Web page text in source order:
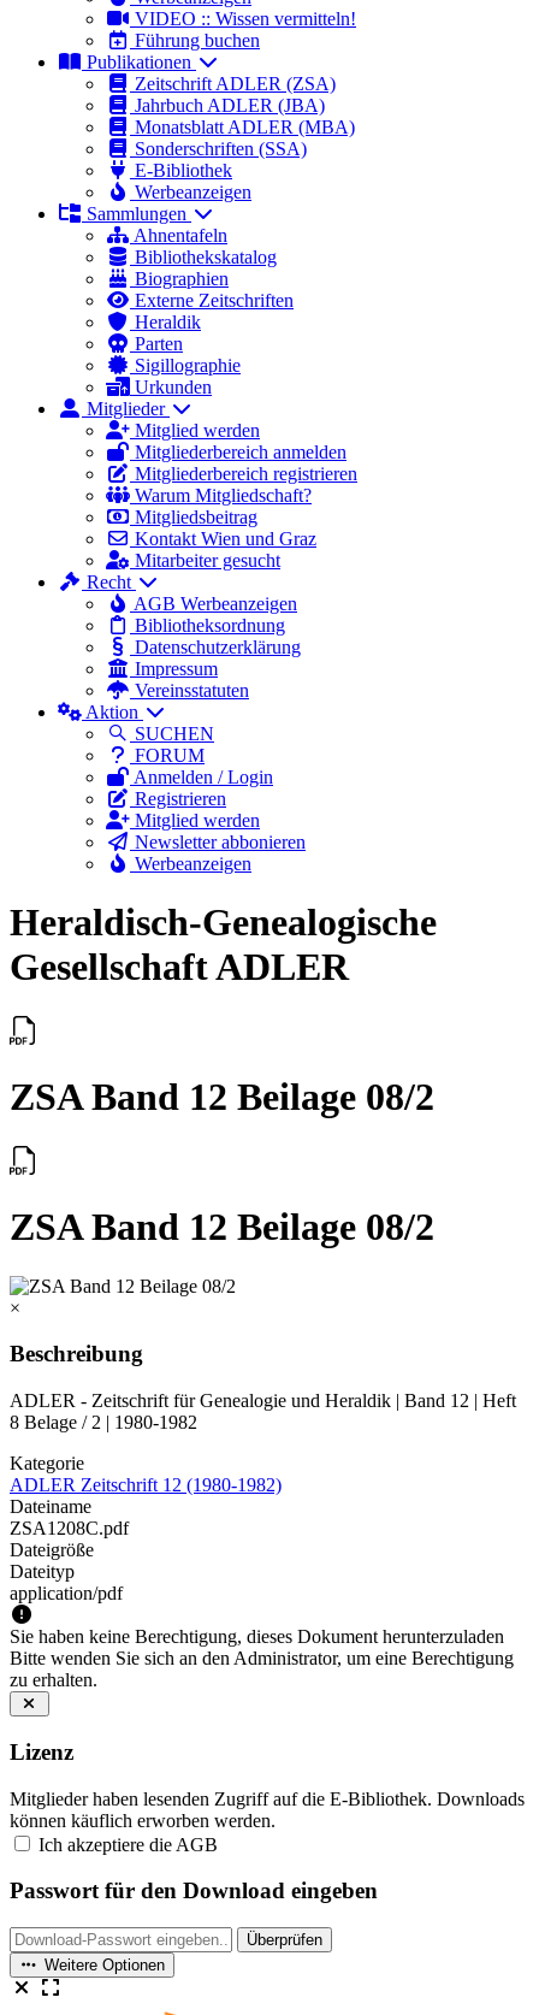
VIDEO :: Wissen vermitteln!
Führung buchen
Publikationen
Zeitschrift ADLER (ZSA)
Jahrbuch ADLER (JBA)
Monatsblatt ADLER (MBA)
Sonderschriften (SSA)
E-Bibliothek
Werbeanzeigen
Sammlungen
Ahnentafeln
Bibliothekskatalog
Biographien
Externe Zeitschriften
Heraldik
Parten
Sigillographie
Urkunden
Mitglieder
Mitglied werden
Mitgliederbereich anmelden
Mitgliederbereich registrieren
Warum Mitgliedschaft?
Mitgliedsbeitrag
Kontakt Wien und Graz
Mitarbeiter gesucht
Recht
AGB Werbeanzeigen
Bibliotheksordnung
Datenschutzerklärung
Impressum
Vereinsstatuten
Aktion
SUCHEN
FORUM
Anmelden / Login
Registrieren
Mitglied werden
Newsletter abbonieren
Werbeanzeigen
Heraldisch-Genealogische
Gesellschaft ADLER
ZSA Band 12 Beilage 08/2
ZSA Band 12 Beilage 08/2
×
Beschreibung
ADLER - Zeitschrift für Genealogie und Heraldik | Band 12 | Heft
8 Belage / 2 | 1980-1982
Kategorie
ADLER Zeitschrift 12 (1980-1982)
Dateiname
ZSA1208C.pdf
Dateigröße
Dateityp
application/pdf
Sie haben keine Berechtigung, dieses Dokument herunterzuladen
Bitte wenden Sie sich an den Administrator, um eine Berechtigung
zu erhalten.
Lizenz
Mitglieder haben lesenden Zugriff auf die E-Bibliothek. Downloads
können käuflich erworben werden.
Ich akzeptiere die AGB
Passwort für den Download eingeben
Überprüfen
Weitere Optionen